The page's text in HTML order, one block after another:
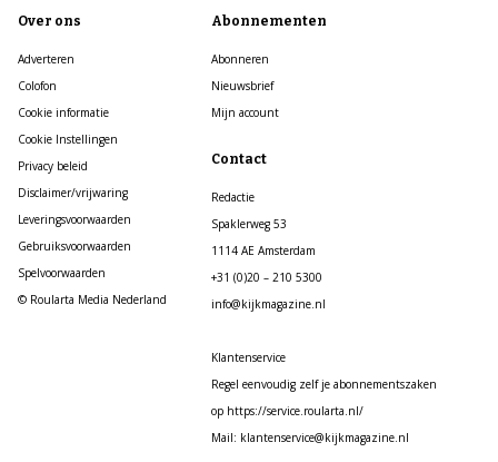
Over ons
Adverteren
Colofon
Cookie informatie
Cookie Instellingen
Privacy beleid
Disclaimer/vrijwaring
Leveringsvoorwaarden
Gebruiksvoorwaarden
Spelvoorwaarden
© Roularta Media Nederland
Abonnementen
Abonneren
Nieuwsbrief
Mijn account
Contact
Redactie
Spaklerweg 53
1114 AE Amsterdam
+31 (0)20 – 210 5300
info@kijkmagazine.nl
Klantenservice
Regel eenvoudig zelf je abonnementszaken
op https://service.roularta.nl/
Mail: klantenservice@kijkmagazine.nl